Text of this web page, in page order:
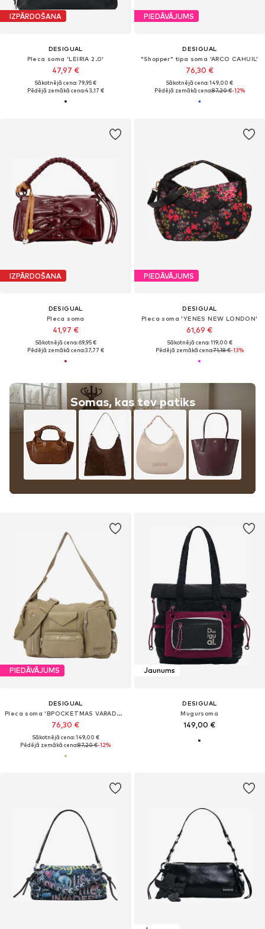
IZPĀRDOŠANA
DESIGUAL
Pleca soma 'LEIRIA 2.0'
47,97 €
Sākotnējā cena: 79,95 €
Pēdējā zemākā cena:43,17 €
PIEDĀVĀJUMS
DESIGUAL
"Shopper" tipa soma 'ARCO CAHUIL'
76,30 €
Sākotnējā cena: 149,00 €
Pēdējā zemākā cena:87,20 €-12%
IZPĀRDOŠANA
DESIGUAL
Pleca soma
41,97 €
Sākotnējā cena: 69,95 €
Pēdējā zemākā cena:37,77 €
Somas, kas tev patiks
PIEDĀVĀJUMS
DESIGUAL
Pleca soma 'YENES NEW LONDON'
61,69 €
Sākotnējā cena: 119,00 €
Pēdējā zemākā cena:71,18 €-13%
PIEDĀVĀJUMS
DESIGUAL
Pleca soma 'BPOCKETMAS VARADERO'
76,30 €
Sākotnējā cena: 149,00 €
Pēdējā zemākā cena:87,20 €-12%
Jaunums
DESIGUAL
Mugursoma
149,00 €